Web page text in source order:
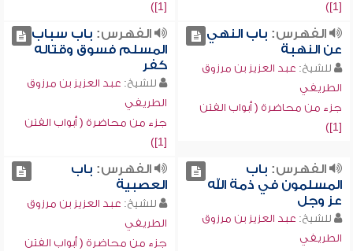
[1])
[1])
الفهرس: باب النهي
عن النهبة
للشيخ: عبد العزيز بن مرزوق
الطريفي
جزء من محاضرة ( أبواب الفتن
[1])
الفهرس: باب سباب
المسلم فسوق وقتاله
كفر
للشيخ: عبد العزيز بن مرزوق
الطريفي
جزء من محاضرة ( أبواب الفتن
[1])
الفهرس: باب
المسلمون في ذمة الله
عز وجل
للشيخ: عبد العزيز بن مرزوق
الطريفي
الفهرس: باب
العصبية
للشيخ: عبد العزيز بن مرزوق
الطريفي
جزء من محاضرة ( أبواب الفتن